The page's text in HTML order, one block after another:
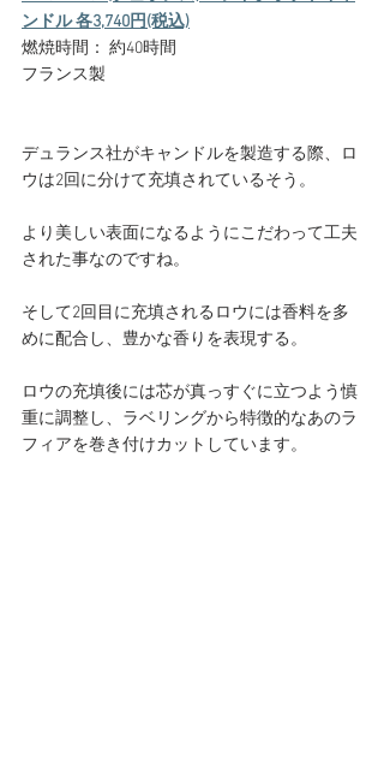
ンドル 各3,740円(税込)
燃焼時間： 約40時間
フランス製
デュランス社がキャンドルを製造する際、ロ
ウは2回に分けて充填されているそう。
より美しい表面になるようにこだわって工夫
された事なのですね。
そして2回目に充填されるロウには香料を多
めに配合し、豊かな香りを表現する。
ロウの充填後には芯が真っすぐに立つよう慎
重に調整し、ラベリングから特徴的なあのラ
フィアを巻き付けカットしています。